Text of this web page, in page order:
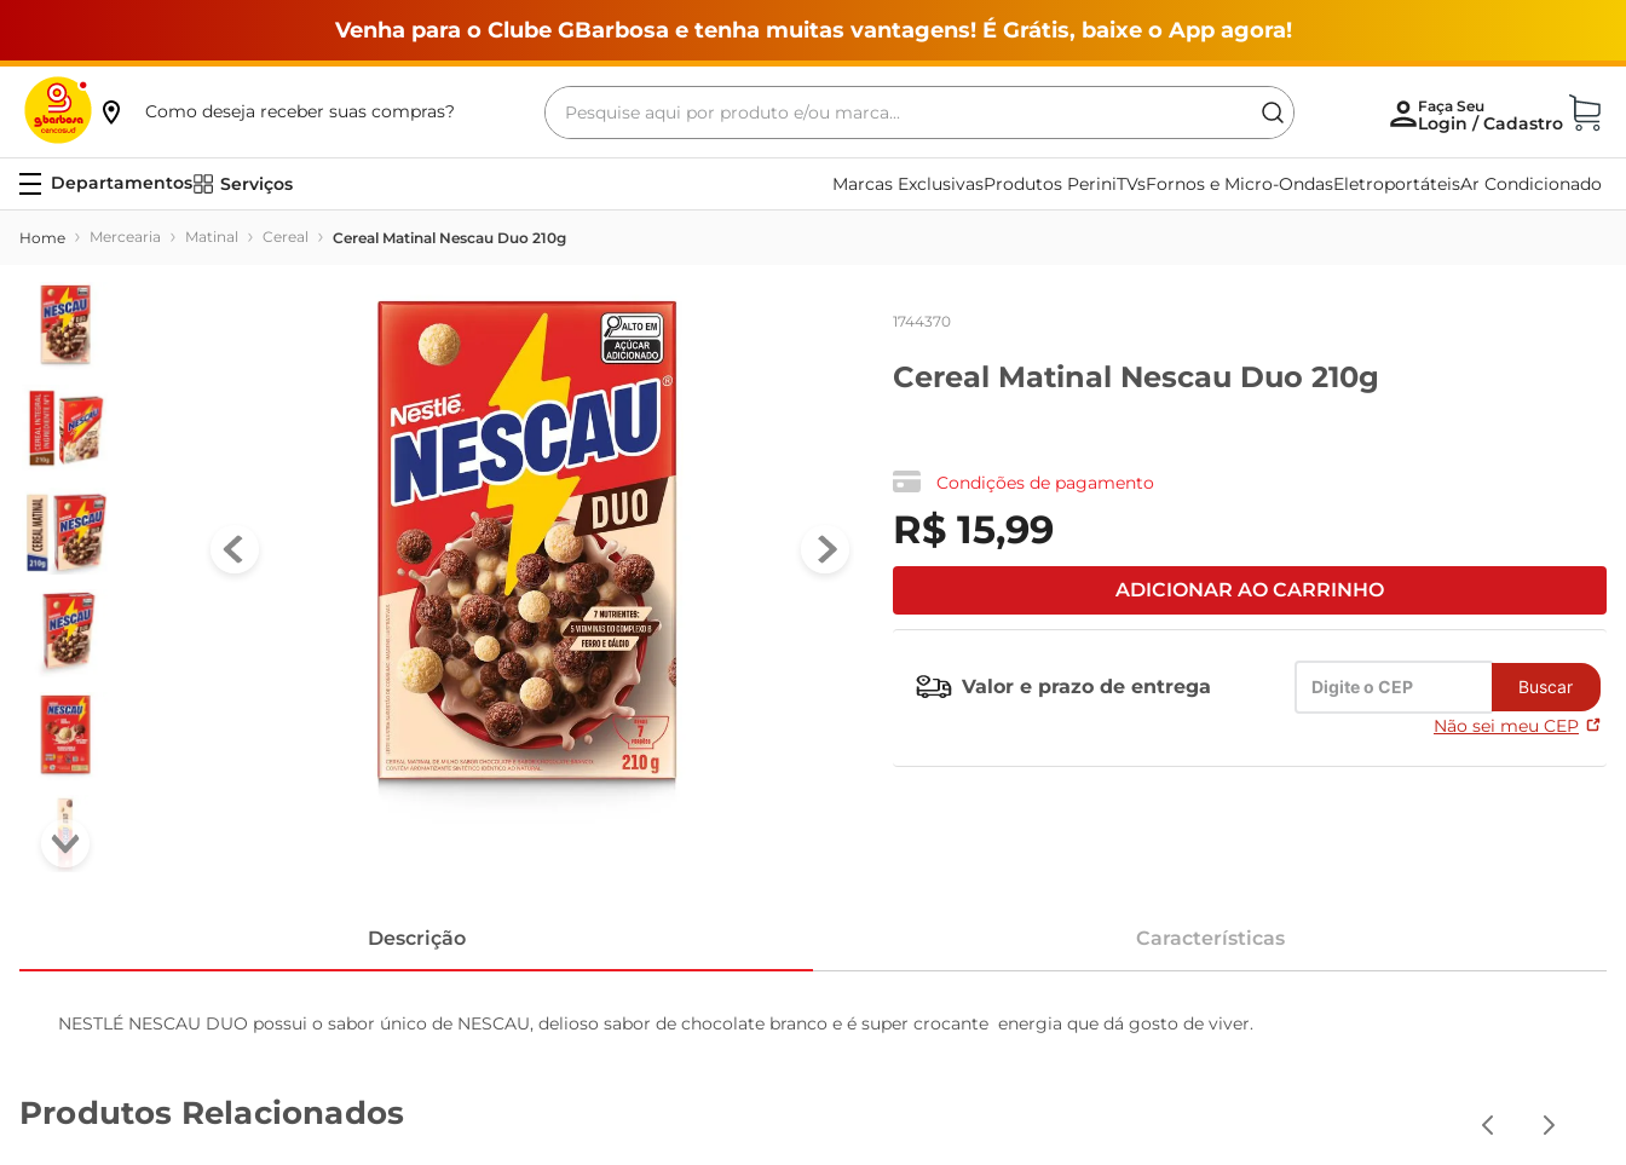
Venha para o Clube GBarbosa e tenha muitas vantagens! É Grátis, baixe o App agora!
Como deseja receber suas compras?
Pesquise aqui por produto e/ou marca...
Serviços Marcas ExclusivasProdutos PeriniTVsFornos e Micro-OndasEletroportáteisAr Condicionado
Mercearia Matinal Cereal Cereal Matinal Nescau Duo 210g
1744370
Cereal Matinal Nescau Duo 210g
Condições de pagamento
R$ 15,99
ADICIONAR AO CARRINHO
Valor e prazo de entrega Buscar
Não sei meu CEP
Descrição Características
NESTLÉ NESCAU DUO possui o sabor único de NESCAU, delioso sabor de chocolate branco e é super crocante  energia que dá gosto de viver.
Produtos Relacionados
Termos mais buscados
café
cerveja
frango
leite
vinho
leite pó
tv